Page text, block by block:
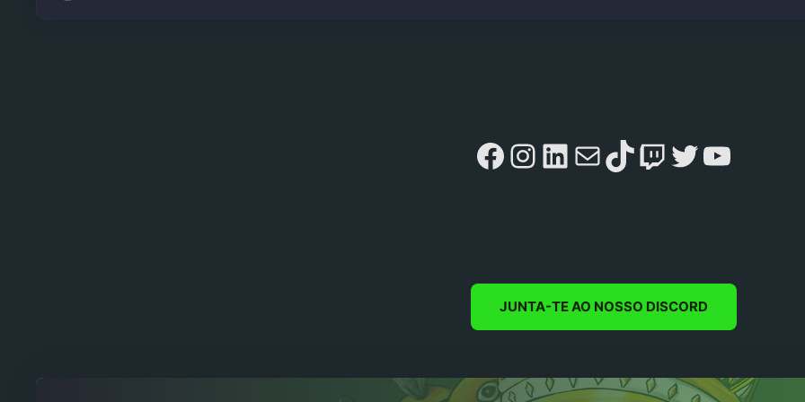
Facebook
Instagram
LinkedIn
MailTikTok
Twitch
Twitter
JUNTA-TE AO NOSSO DISCORD